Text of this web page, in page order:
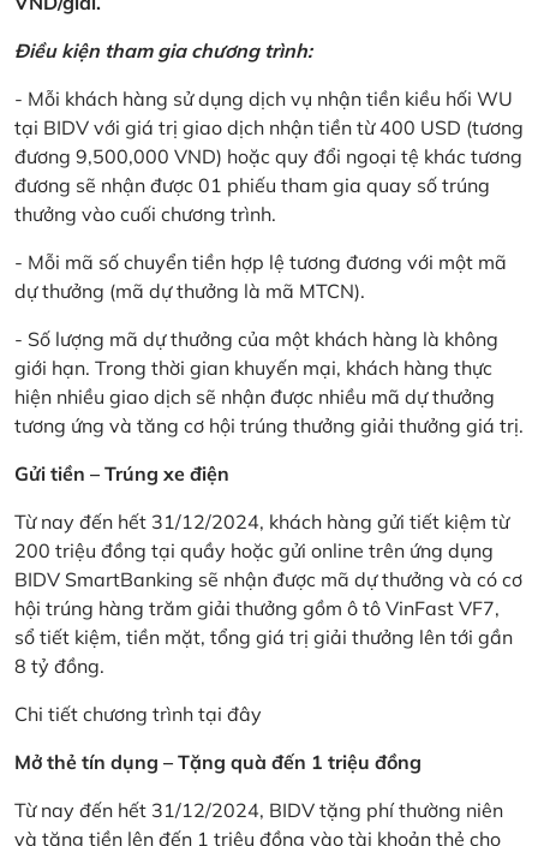
Điều kiện tham gia chương trình:
- Mỗi khách hàng sử dụng dịch vụ nhận tiền kiều hối WU
tại BIDV với giá trị giao dịch nhận tiền từ 400 USD (tương
đương 9,500,000 VND) hoặc quy đổi ngoại tệ khác tương
đương sẽ nhận được 01 phiếu tham gia quay số trúng
thưởng vào cuối chương trình.
- Mỗi mã số chuyển tiền hợp lệ tương đương với một mã
dự thưởng (mã dự thưởng là mã MTCN).
- Số lượng mã dự thưởng của một khách hàng là không
giới hạn. Trong thời gian khuyến mại, khách hàng thực
hiện nhiều giao dịch sẽ nhận được nhiều mã dự thưởng
tương ứng và tăng cơ hội trúng thưởng giải thưởng giá trị.
Gửi tiền – Trúng xe điện
Từ nay đến hết 31/12/2024, khách hàng gửi tiết kiệm từ
200 triệu đồng tại quầy hoặc gửi online trên ứng dụng
BIDV SmartBanking sẽ nhận được mã dự thưởng và có cơ
hội trúng hàng trăm giải thưởng gồm ô tô VinFast VF7,
sổ tiết kiệm, tiền mặt, tổng giá trị giải thưởng lên tới gần
8 tỷ đồng.
Chi tiết chương trình tại đây
Mở thẻ tín dụng – Tặng quà đến 1 triệu đồng
Từ nay đến hết 31/12/2024, BIDV tặng phí thường niên
và tặng tiền lên đến 1 triệu đồng vào tài khoản thẻ cho